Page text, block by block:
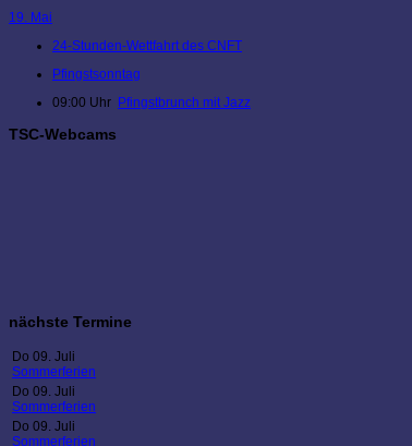
19. Mai
24-Stunden-Wettfahrt des CNFT
Pfingstsonntag
09:00 Uhr Pfingstbrunch mit Jazz
TSC-Webcams
nächste Termine
Do 09. Juli
Sommerferien
Do 09. Juli
Sommerferien
Do 09. Juli
Sommerferien